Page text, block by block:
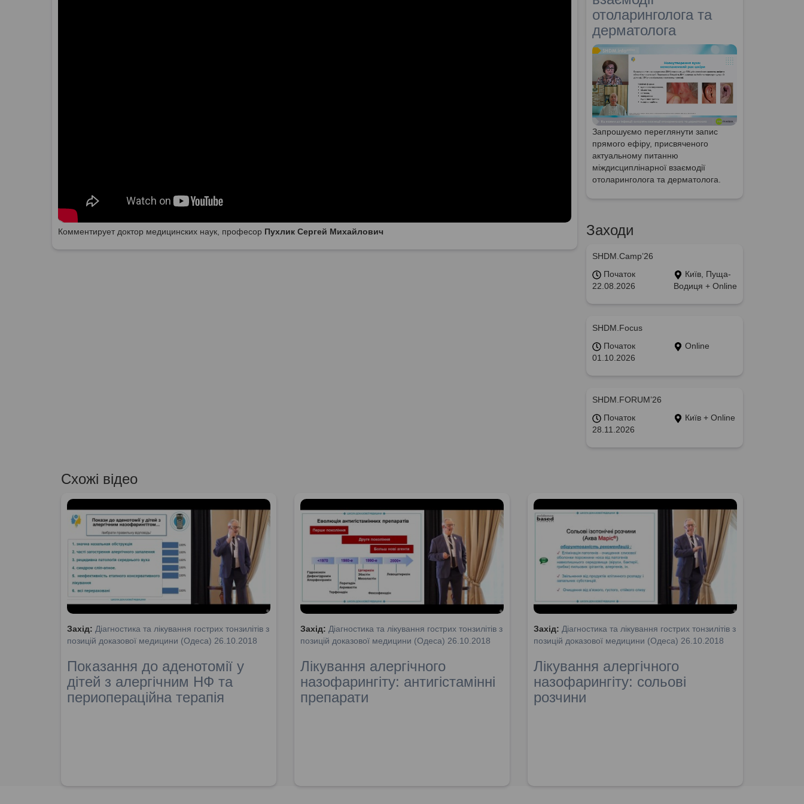
Комментирует доктор медицинских наук, професор Пухлик Сергей Михайлович
отоларинголога та
дерматолога
Запрошуємо переглянути запис
прямого ефіру, присвяченого
актуальному питанню
міждисциплінарної взаємодії
отоларинголога та дерматолога.
Заходи
SHDM.Camp’26
Початок
22.08.2026
Київ, Пуща-
Водиця + Online
SHDM.Focus
Початок
01.10.2026
Online
SHDM.FORUM’26
Початок
28.11.2026
Київ + Online
Схожі відео
Захід: Діагностика та лікування гострих тонзилітів з
позицій доказової медицини (Одеса) 26.10.2018
Показання до аденотомії у
дітей з алергічним НФ та
периопераційна терапія
Захід: Діагностика та лікування гострих тонзилітів з
позицій доказової медицини (Одеса) 26.10.2018
Лікування алергічного
назофарингіту: антигістамінні
препарати
Захід: Діагностика та лікування гострих тонзилітів з
позицій доказової медицини (Одеса) 26.10.2018
Лікування алергічного
назофарингіту: сольові
розчини